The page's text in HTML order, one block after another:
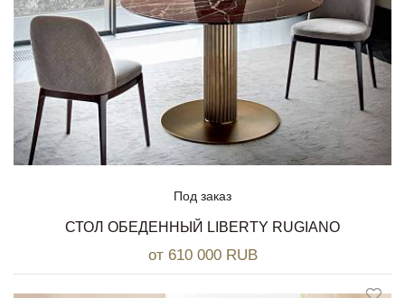
Под заказ
СТОЛ ОБЕДЕННЫЙ LIBERTY RUGIANO
от 610 000 RUB